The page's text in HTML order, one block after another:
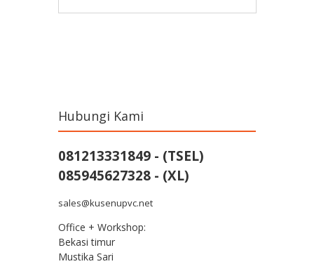
Hubungi Kami
081213331849 - (TSEL)
085945627328 - (XL)
sales@kusenupvc.net
Office + Workshop:
Bekasi timur
Mustika Sari